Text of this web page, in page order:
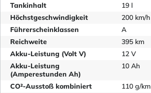
Tankinhalt
19 l
Höchstgeschwindigkeit
200 km/h
Führerscheinklassen
A
Reichweite
395 km
Akku-Leistung (Volt V)
12 V
Akku-Leistung
(Amperestunden Ah)
10 Ah
CO²-Ausstoß kombiniert
110 g/km